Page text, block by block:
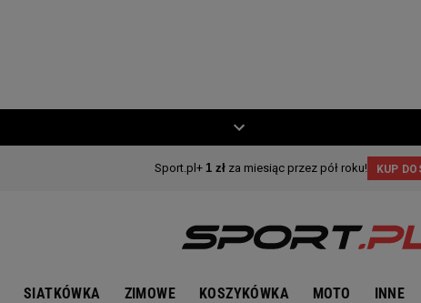
SIATKÓWKA ZIMOWE KOSZYKÓWKA MOTO INNE